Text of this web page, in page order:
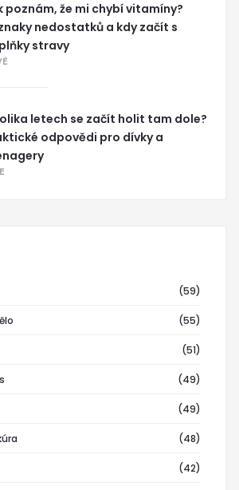
poznám, že mi chybí vitamíny?
nedostatků a kdy začít s
stravy
letech se začít holit tam dole?
odpovědi pro dívky a
(59)
(55)
(51)
(49)
(49)
(48)
(42)